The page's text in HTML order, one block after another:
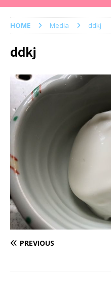
HOME Media ddkj
ddkj
PREVIOUS